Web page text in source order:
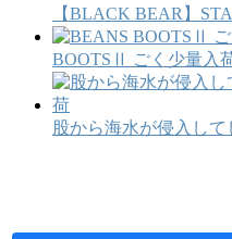
【BLACK BEAR】
BOOTSⅡ ごく少量入
股から海水が侵入し